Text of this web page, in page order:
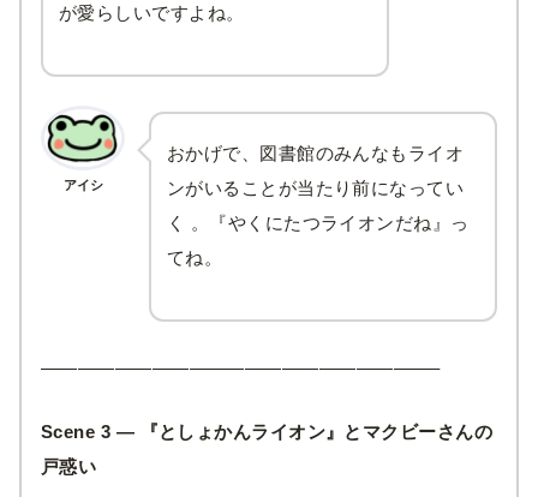
が愛らしいですよね。
アイシ
おかげで、図書館のみんなもライオ
ンがいることが当たり前になってい
く 。『やくにたつライオンだね』っ
てね。
—————————————————————–
Scene 3 — 『としょかんライオン』とマクビーさんの
戸惑い